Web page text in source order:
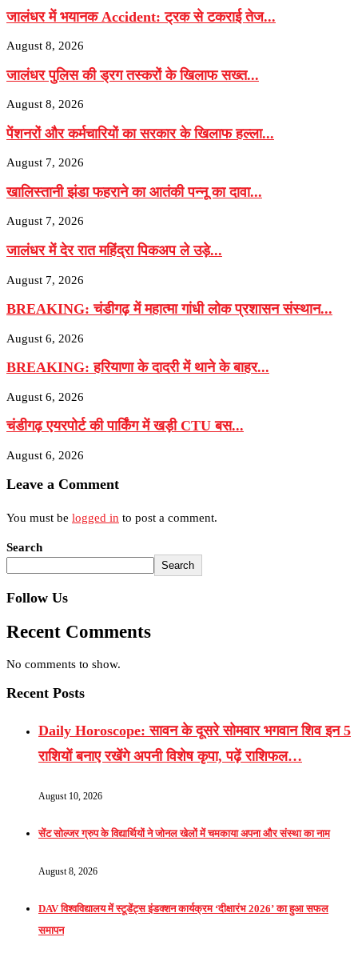
जालंधर में भयानक Accident: ट्रक से टकराई तेज...
August 8, 2026
जालंधर पुलिस की ड्रग तस्करों के खिलाफ सख्त...
August 8, 2026
पेंशनरों और कर्मचारियों का सरकार के खिलाफ हल्ला...
August 7, 2026
खालिस्तानी झंडा फहराने का आतंकी पन्नू का दावा...
August 7, 2026
जालंधर में देर रात महिंद्रा पिकअप ले उड़े...
August 7, 2026
BREAKING: चंडीगढ़ में महात्मा गांधी लोक प्रशासन संस्थान...
August 6, 2026
BREAKING: हरियाणा के दादरी में थाने के बाहर...
August 6, 2026
चंडीगढ़ एयरपोर्ट की पार्किंग में खड़ी CTU बस...
August 6, 2026
Leave a Comment
You must be logged in to post a comment.
Search
Search
Follow Us
Recent Comments
No comments to show.
Recent Posts
Daily Horoscope: सावन के दूसरे सोमवार भगवान शिव इन 5
राशियों बनाए रखेंगे अपनी विशेष कृपा, पढ़ें राशिफल…
August 10, 2026
सेंट सोल्जर ग्रुप के विद्यार्थियों ने जोनल खेलों में चमकाया अपना और संस्था का नाम
August 8, 2026
DAV विश्वविद्यालय में स्टूडेंट्स इंडक्शन कार्यक्रम ‘दीक्षारंभ 2026’ का हुआ सफल
समापन